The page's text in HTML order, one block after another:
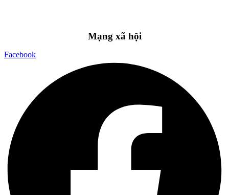
Mạng xã hội
Facebook